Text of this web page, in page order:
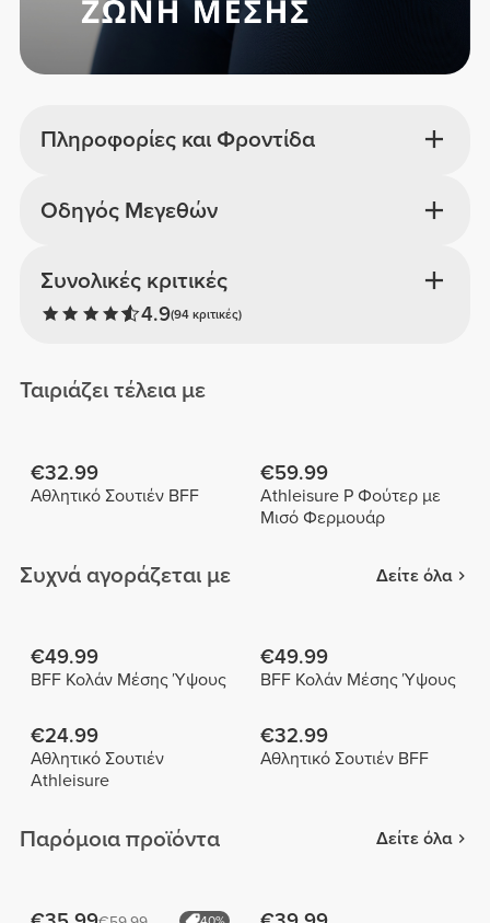
Πληροφορίες και Φροντίδα
Συνολικές κριτικές
4.9(94 κριτικές)
Οδηγός Μεγεθών
Ταιριάζει τέλεια με
€32.99
Αθλητικό Σουτιέν BFF
€59.99
Athleisure P Φούτερ με
Μισό Φερμουάρ
Συχνά αγοράζεται με Δείτε όλα
€49.99
BFF Κολάν Μέσης Ύψους
€49.99
BFF Κολάν Μέσης Ύψους
€24.99
Αθλητικό Σουτιέν
Athleisure
€32.99
Αθλητικό Σουτιέν BFF
Παρόμοια προϊόντα Δείτε όλα